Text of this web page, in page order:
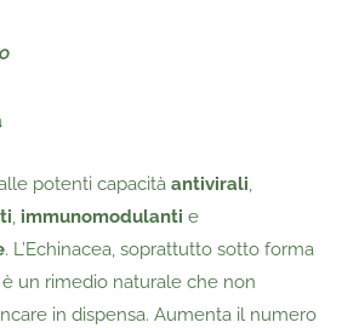
potenti capacità antivirali,
, immunomodulanti e
. L’Echinacea, soprattutto sotto forma
è un rimedio naturale che non
in dispensa. Aumenta il numero